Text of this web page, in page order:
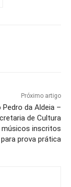
Próximo artigo
Pedro da Aldeia –
de Cultura
inscritos
prova prática